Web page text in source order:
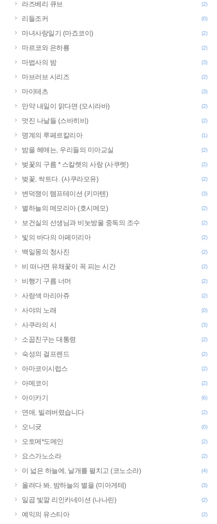
라즈베리 큐브 (2)
리들조커 (0)
마녀사랑일기 (마죠코이) (2)
마르코와 은하룡 (2)
마법사의 밤 (3)
마브러브 시리즈 (2)
마이테츠 (3)
만약 내일이 맑다면 (모시라바) (2)
멋진 나날들 (스바히비) (2)
명계의 루페르칼리아 (1)
밤을 헤매는, 우리들의 미아교실 (2)
벚꽃의 구름 * 스칼렛의 사랑 (사쿠렛) (2)
벚꽃, 싹트다. (사쿠라모유) (2)
변덕쟁이 템프테이션 (키마텐) (3)
별하늘의 메모리아 (호시메모) (2)
보건실의 선생님과 비눗방울 중독의 조수 (2)
빛의 바다의 아페이리아 (2)
백일몽의 청사진 (2)
비 떠나면 유채꽃이 꼭 피는 시간 (2)
비행기 구름 너머 (2)
사랑색 마리아쥬 (2)
사야의 노래 (0)
사쿠라의 시 (3)
소꿉친구는 대통령 (2)
숙성의 걸프렌드 (2)
아마코이시럽스 (2)
아메코이 (2)
아이카기 (6)
연애, 빌려버렸습니다 (2)
오니귯 (0)
오토메*도메인 (2)
요스가노소라 (2)
이 넓은 하늘에, 날개를 펼치고 (코노소라) (4)
올려다 봐, 밤하늘의 별을 (미아게테) (3)
일곱 빛깔 리인카네이션 (나나린) (2)
예익의 유스티아 (2)